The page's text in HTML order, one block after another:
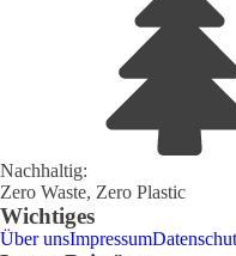
Nachhaltig:
Zero Waste, Zero Plastic
Wichtiges
Über unsImpressum